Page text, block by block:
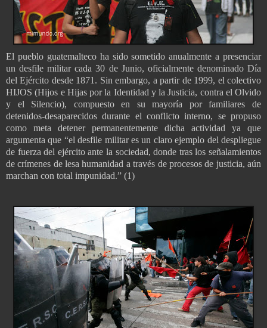
El pueblo guatemalteco ha sido sometido anualmente a presenciar
un desfile militar cada 30 de Junio, oficialmente denominado Día
del Ejército desde 1871. Sin embargo, a partir de 1999, el colectivo
HIJOS (Hijos e Hijas por la Identidad y la Justicia, contra el Olvido
y el Silencio), compuesto en su mayoría por familiares de
detenidos-desaparecidos durante el conflicto interno, se propuso
como meta detener permanentemente dicha actividad ya que
argumenta que “el desfile militar es un claro ejemplo del despliegue
de fuerza del ejército ante la sociedad, donde tras los señalamientos
de crímenes de lesa humanidad a través de procesos de justicia, aún
marchan con total impunidad.” (1)